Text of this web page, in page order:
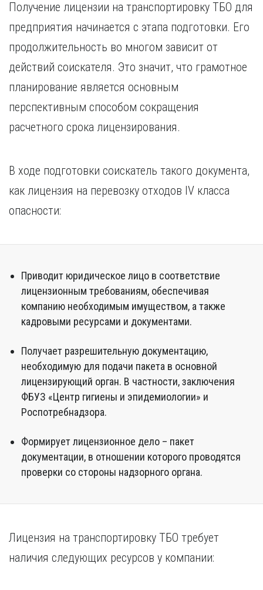
Получение лицензии на транспортировку ТБО для
предприятия начинается с этапа подготовки. Его
продолжительность во многом зависит от
действий соискателя. Это значит, что грамотное
планирование является основным
перспективным способом сокращения
расчетного срока лицензирования.
В ходе подготовки соискатель такого документа,
как лицензия на перевозку отходов IV класса
опасности:
Приводит юридическое лицо в соответствие
лицензионным требованиям, обеспечивая
компанию необходимым имуществом, а также
кадровыми ресурсами и документами.
Получает разрешительную документацию,
необходимую для подачи пакета в основной
лицензирующий орган. В частности, заключения
ФБУЗ «Центр гигиены и эпидемиологии» и
Роспотребнадзора.
Формирует лицензионное дело – пакет
документации, в отношении которого проводятся
проверки со стороны надзорного органа.
Лицензия на транспортировку ТБО требует
наличия следующих ресурсов у компании: